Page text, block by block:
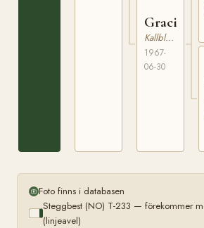
Graciella
Kallblodig Travare
1967-
06-30
Foto finns i databasen
Steggbest (NO) T-233 — förekommer
(linjeavel)